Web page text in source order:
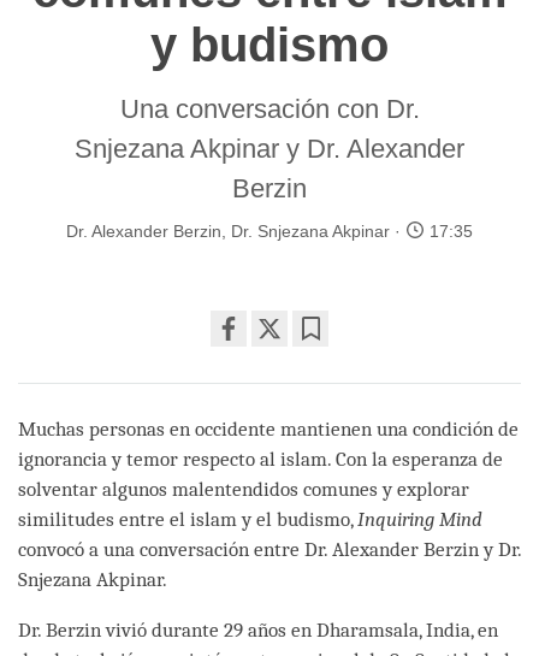
y budismo
Una conversación con Dr.
Snjezana Akpinar y Dr. Alexander
Berzin
Dr. Alexander Berzin Dr. Snjezana Akpinar 17:35
on
facebook
Muchas personas en occidente mantienen una condición de
ignorancia y temor respecto al islam. Con la esperanza de
solventar algunos malentendidos comunes y explorar
similitudes entre el islam y el budismo, Inquiring Mind
convocó a una conversación entre Dr. Alexander Berzin y Dr.
Snjezana Akpinar.
Dr. Berzin vivió durante 29 años en Dharamsala, India, en